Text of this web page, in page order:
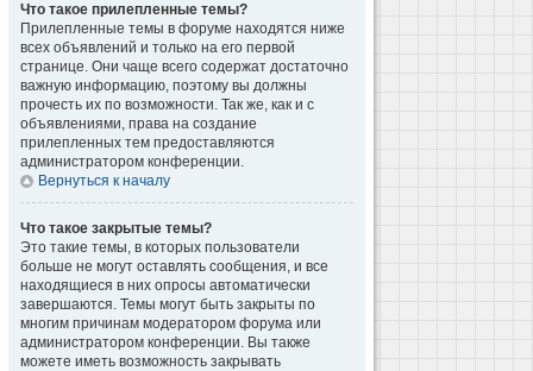
Что такое прилепленные темы?
Прилепленные темы в форуме находятся ниже
всех объявлений и только на его первой
странице. Они чаще всего содержат достаточно
важную информацию, поэтому вы должны
прочесть их по возможности. Так же, как и с
объявлениями, права на создание
прилепленных тем предоставляются
администратором конференции.
Вернуться к началу
Что такое закрытые темы?
Это такие темы, в которых пользователи
больше не могут оставлять сообщения, и все
находящиеся в них опросы автоматически
завершаются. Темы могут быть закрыты по
многим причинам модератором форума или
администратором конференции. Вы также
можете иметь возможность закрывать